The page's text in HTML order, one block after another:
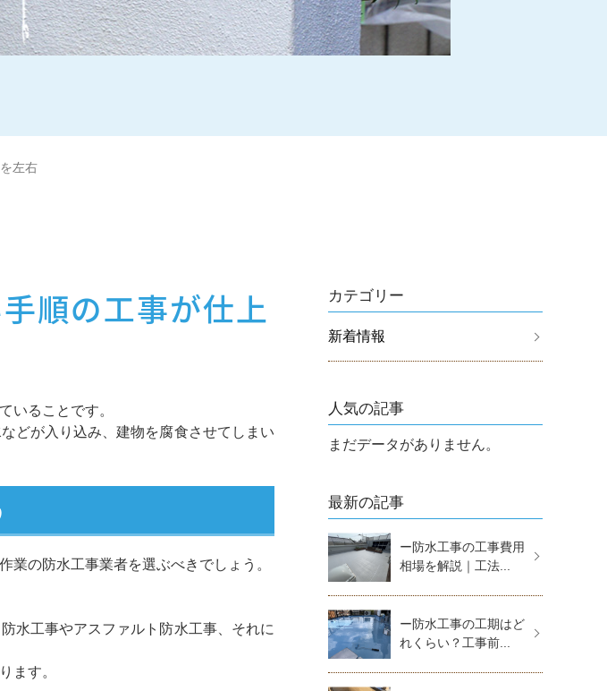
左右
順の工事が仕上
いることです。
どが入り込み、建物を腐食させてしまい
の防水工事業者を選ぶべきでしょう。
水工事やアスファルト防水工事、それに
ます。
カテゴリー
新着情報
人気の記事
まだデータがありません。
最新の記事
ー防水工事の工事費用
相場を解説｜工法...
ー防水工事の工期はど
れくらい？工事前...